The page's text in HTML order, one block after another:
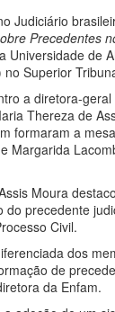
Judiciário
Precedentes
Universidade de
Superior
a diretora-
Thereza de
formaram a
Margarida
Moura
precedente
Civil.
dos
de
da Enfam.